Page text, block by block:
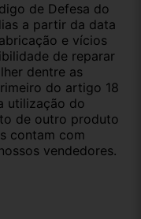
de Defesa do
a partir da data
e vícios
de reparar
dentre as
do artigo 18
utilização do
de outro produto
contam com
vendedores.